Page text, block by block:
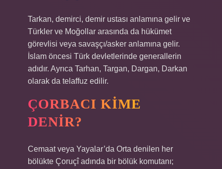
Tarkan, demirci, demir ustası anlamına gelir ve
Türkler ve Moğollar arasında da hükümet
görevlisi veya savaşçı/asker anlamına gelir.
İslam öncesi Türk devletlerinde generallerin
adıdır. Ayrıca Tarhan, Targan, Dargan, Darkan
olarak da telaffuz edilir.
ÇORBACI KIME
DENIR?
Cemaat veya Yayalar’da Orta denilen her
bölükte Çoruçî adında bir bölük komutanı;